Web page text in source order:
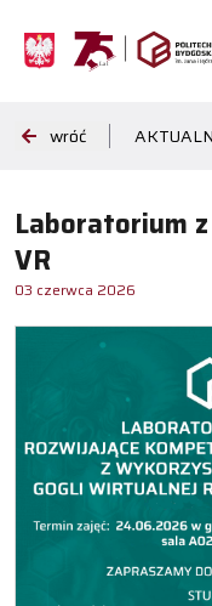
wróć
Laboratorium
VR
03 czerwca 2026